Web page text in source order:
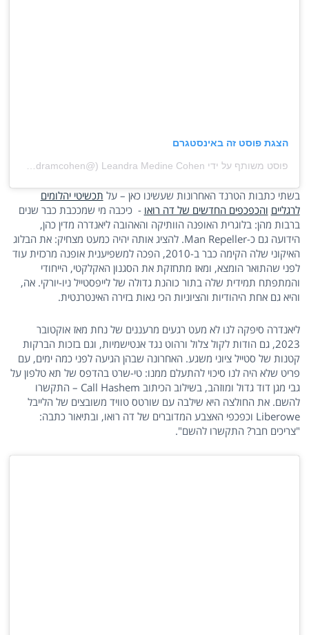
הצגת פוסט זה באינסטגרם
פוסט משותף על ידי ‏‎Leandra Medine Cohen‎‏ (@‏‎leandramcohen‎‏)
בשתי כתבות הטרנד האחרונות שעשינו כאן – על תכשיטי יהלומים
לרגליים והכפכפים החדשים של דה רואו - כיכבה מי שמככבת כבר שנים
ברבות מהן: בלוגרית האופנה הוותיקה והאהובה ליאנדרה מדין כהן,
הידועה גם כ-Man Repeller. להציג אותה יהיה כמעט מצחיק: את הבלוג
האיקוני שלה הקימה כבר ב-2010, הפכה למשפיענית אופנה מרכזית עוד
לפני שהתואר הומצא, ומאז מתחזקת את הסגנון האקלקטי, הייחודי
והמתפתח תמידית שלה בתור כוהנת גדולה של לייפסטייל ניו-יורקי. אה,
והיא גם אחת היהודיות והציוניות הכי גאות בזירה האינטרנטית.
ליאנדרה סיפקה לנו לא מעט רגעים מרעננים של נחת מאז אוקטובר
2023, גם הודות לקול צלול ורהוט נגד אנטישמיות, וגם בזכות הברקות
קטנות של סטייל ציוני משגע. האחרונה שבהן הגיעה לפני כמה ימים, עם
פריט שלא היה לנו סיכוי להתעלם ממנו: טי-שרט בהדפס של תא טלפון על
גבי מגן דוד גדול ומוזהב, בשילוב הכיתוב Call Hashem – התקשרו
להשם. את החולצה היא שילבה עם שורטס טוויד משובצים של הלייבל
Liberowe וכפכפי האצבע המדוברים של דה רואו, ובתיאור כתבה:
"צריכים חבר? התקשרו להשם".